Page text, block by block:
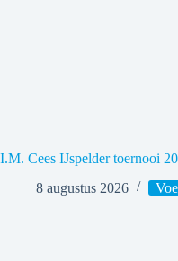
I.M. Cees IJspelder toernooi
8 augustus 2026